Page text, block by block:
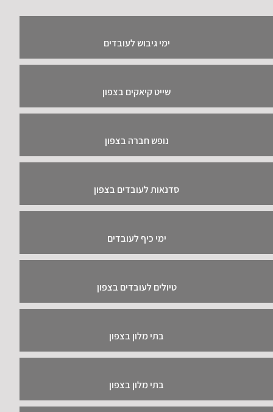
ימי גיבוש לעובדים
שייט קיאקים בצפון
נופש חברה בצפון
סדנאות לעובדים בצפון
ימי כיף לעובדים
טיולים לעובדים בצפון
בתי מלון בצפון
בתי מלון בצפון